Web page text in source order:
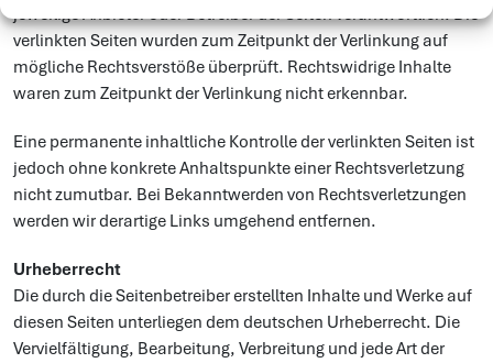
jeweilige Anbieter oder Betreiber der Seiten verantwortlich. Die
verlinkten Seiten wurden zum Zeitpunkt der Verlinkung auf
mögliche Rechtsverstöße überprüft. Rechtswidrige Inhalte
waren zum Zeitpunkt der Verlinkung nicht erkennbar.
Eine permanente inhaltliche Kontrolle der verlinkten Seiten ist
jedoch ohne konkrete Anhaltspunkte einer Rechtsverletzung
nicht zumutbar. Bei Bekanntwerden von Rechtsverletzungen
werden wir derartige Links umgehend entfernen.
Urheberrecht
Die durch die Seitenbetreiber erstellten Inhalte und Werke auf
diesen Seiten unterliegen dem deutschen Urheberrecht. Die
Vervielfältigung, Bearbeitung, Verbreitung und jede Art der